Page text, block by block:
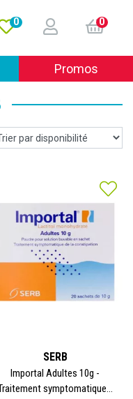
0 0
la navigation
Promos
SERB
Importal Adultes 10g -
symptomatique...